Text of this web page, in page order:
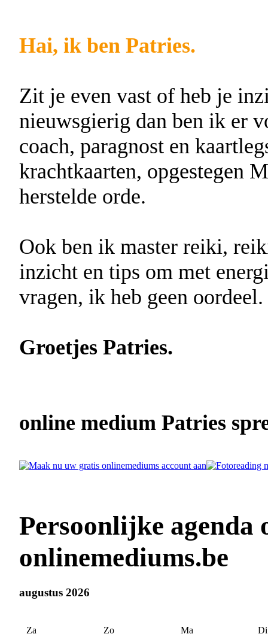
Hai, ik ben Patries.
Zit je even vast of heb je
nieuwsgierig dan ben ik er
coach, paragnost en
krachtkaarten, opgestegen
herstelde orde.
Ook ben ik master reiki,
inzicht en tips om met
vragen, ik heb geen oordeel.
Groetjes Patries.
online medium Patries
Persoonlijke agenda
onlinemediums.be
augustus 2026
Za Zo Ma Di